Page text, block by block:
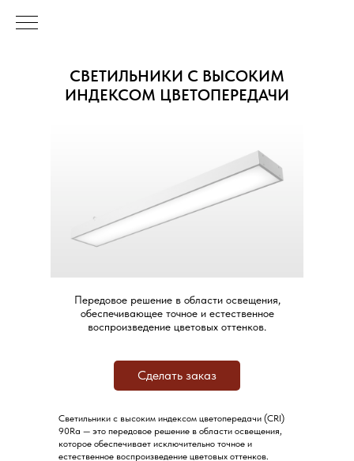
СВЕТИЛЬНИКИ С ВЫСОКИМ
ИНДЕКСОМ ЦВЕТОПЕРЕДАЧИ
Светильники с высоким индексом цветопередачи (CRI)
90Ra — это передовое решение в области освещения,
которое обеспечивает исключительно точное и
естественное воспроизведение цветовых оттенков.
Передовое решение в области освещения,
обеспечивающее точное и естественное
воспроизведение цветовых оттенков.
Сделать заказ